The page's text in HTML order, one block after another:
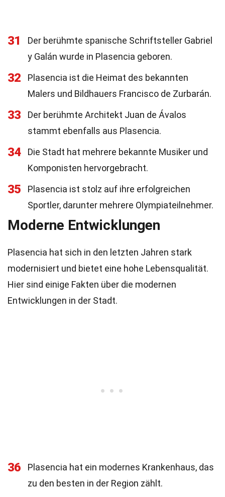
31
Der berühmte spanische Schriftsteller Gabriel
y Galán wurde in Plasencia geboren.
32
Plasencia ist die Heimat des bekannten
Malers und Bildhauers Francisco de Zurbarán.
33
Der berühmte Architekt Juan de Ávalos
stammt ebenfalls aus Plasencia.
34
Die Stadt hat mehrere bekannte Musiker und
Komponisten hervorgebracht.
35
Plasencia ist stolz auf ihre erfolgreichen
Sportler, darunter mehrere Olympiateilnehmer.
Moderne Entwicklungen
Plasencia hat sich in den letzten Jahren stark
modernisiert und bietet eine hohe Lebensqualität.
Hier sind einige Fakten über die modernen
Entwicklungen in der Stadt.
36
Plasencia hat ein modernes Krankenhaus, das
zu den besten in der Region zählt.